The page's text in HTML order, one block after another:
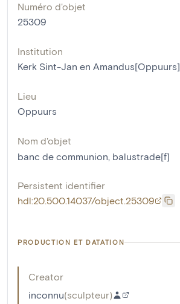
Numéro d'objet
25309
Institution
Kerk Sint-Jan en Amandus[Oppuurs]
Lieu
Oppuurs
Nom d'objet
banc de communion, balustrade[f]
Persistent identifier
hdl:20.500.14037/object.25309
PRODUCTION ET DATATION
Creator
inconnu(sculpteur)